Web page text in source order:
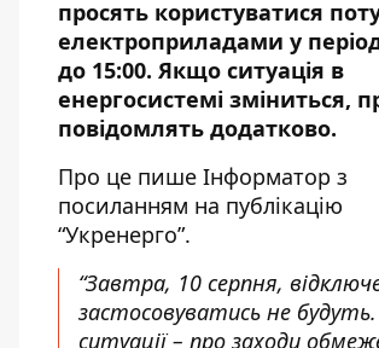
просять користуватися
електроприладами у
до 15:00. Якщо ситуація в
енергосистемі зміниться,
повідомлять додатково.
Про це пише Інформатор з
посиланням на публікацію
“Укренерго”.
“Завтра, 10 серпня,
застосовуватись не будуть.
ситуації – про заходи